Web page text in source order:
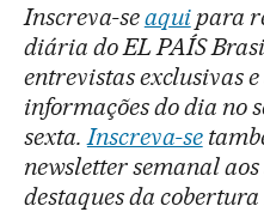
Inscreva-seaquipara
diária do EL PAÍS
entrevistas exclusivas
informações do dia no
sexta. Inscreva-se
newsletter semanal aos
destaques da cobertura